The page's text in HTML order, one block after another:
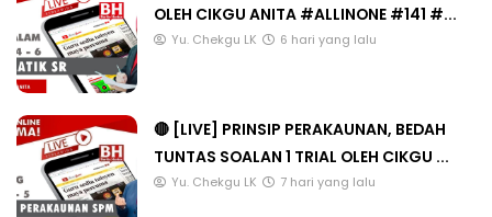
OLEH CIKGU ANITA #ALLINONE #141 #...
Yu. Chekgu LK 6 hari yang lalu
🔴 [LIVE] PRINSIP PERAKAUNAN, BEDAH
TUNTAS SOALAN 1 TRIAL OLEH CIKGU ...
Yu. Chekgu LK 7 hari yang lalu